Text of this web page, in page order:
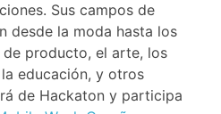
Sus campos de
desde la moda hasta los
producto, el arte, los
educación, y otros
de Hackaton y participa